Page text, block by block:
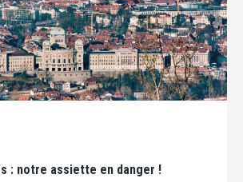
: notre assiette en danger !